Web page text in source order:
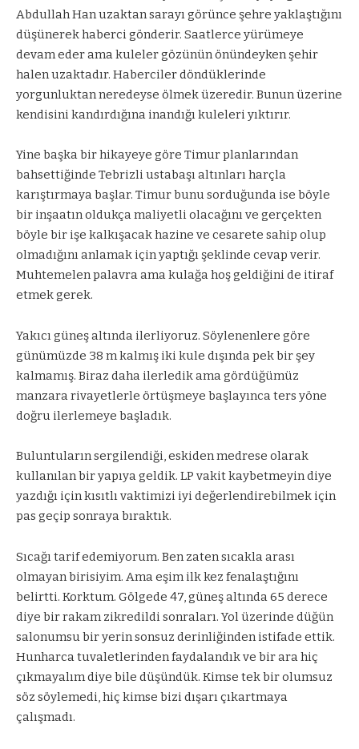
Abdullah Han uzaktan sarayı görünce şehre yaklaştığını
düşünerek haberci gönderir. Saatlerce yürümeye
devam eder ama kuleler gözünün önündeyken şehir
halen uzaktadır. Haberciler döndüklerinde
yorgunluktan neredeyse ölmek üzeredir. Bunun üzerine
kendisini kandırdığına inandığı kuleleri yıktırır.
Yine başka bir hikayeye göre Timur planlarından
bahsettiğinde Tebrizli ustabaşı altınları harçla
karıştırmaya başlar. Timur bunu sorduğunda ise böyle
bir inşaatın oldukça maliyetli olacağını ve gerçekten
böyle bir işe kalkışacak hazine ve cesarete sahip olup
olmadığını anlamak için yaptığı şeklinde cevap verir.
Muhtemelen palavra ama kulağa hoş geldiğini de itiraf
etmek gerek.
Yakıcı güneş altında ilerliyoruz. Söylenenlere göre
günümüzde 38 m kalmış iki kule dışında pek bir şey
kalmamış. Biraz daha ilerledik ama gördüğümüz
manzara rivayetlerle örtüşmeye başlayınca ters yöne
doğru ilerlemeye başladık.
Buluntuların sergilendiği, eskiden medrese olarak
kullanılan bir yapıya geldik. LP vakit kaybetmeyin diye
yazdığı için kısıtlı vaktimizi iyi değerlendirebilmek için
pas geçip sonraya bıraktık.
Sıcağı tarif edemiyorum. Ben zaten sıcakla arası
olmayan birisiyim. Ama eşim ilk kez fenalaştığını
belirtti. Korktum. Gölgede 47, güneş altında 65 derece
diye bir rakam zikredildi sonraları. Yol üzerinde düğün
salonumsu bir yerin sonsuz derinliğinden istifade ettik.
Hunharca tuvaletlerinden faydalandık ve bir ara hiç
çıkmayalım diye bile düşündük. Kimse tek bir olumsuz
söz söylemedi, hiç kimse bizi dışarı çıkartmaya
çalışmadı.